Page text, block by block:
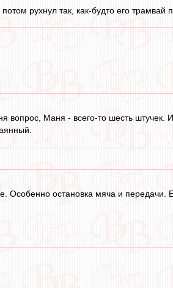
рухнул так, как-будто его трамвай
вопрос, Маня - всего-то шесть штучек.
Особенно остановка мяча и передачи.